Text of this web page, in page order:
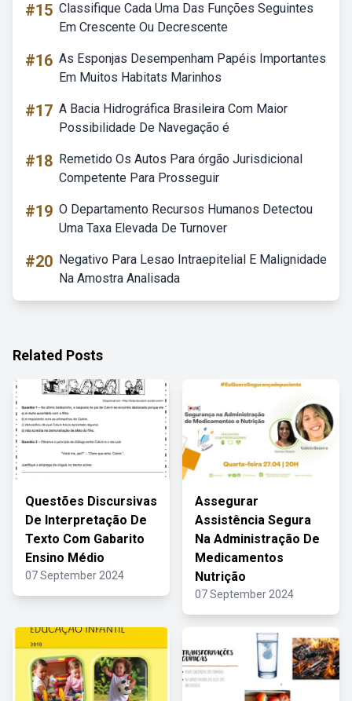
#15 Classifique Cada Uma Das Funções Seguintes
Em Crescente Ou Decrescente
#16 As Esponjas Desempenham Papéis Importantes
Em Muitos Habitats Marinhos
#17 A Bacia Hidrográfica Brasileira Com Maior
Possibilidade De Navegação é
#18 Remetido Os Autos Para órgão Jurisdicional
Competente Para Prosseguir
#19 O Departamento Recursos Humanos Detectou
Uma Taxa Elevada De Turnover
#20 Negativo Para Lesao Intraepitelial E Malignidade
Na Amostra Analisada
Related Posts
Questões Discursivas
De Interpretação De
Texto Com Gabarito
Ensino Médio
07 September 2024
Assegurar
Assistência Segura
Na Administração De
Medicamentos
Nutrição
07 September 2024